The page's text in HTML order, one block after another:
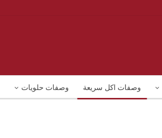
وصفات اكل سريعة وصفات حلويات